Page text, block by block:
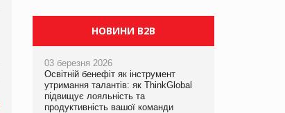
НОВИНИ B2B
03 березня 2026
Освітній бенефіт як інструмент
утримання талантів: як ThinkGlobal
підвищує лояльність та
продуктивність вашої команди